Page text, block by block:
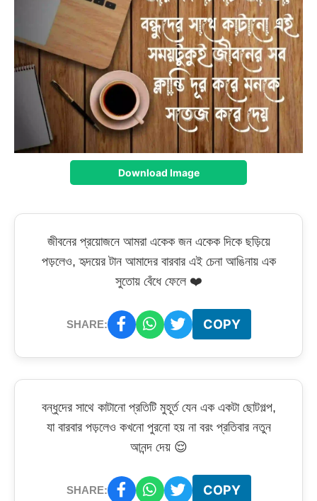
Download Image
জীবনের প্রয়োজনে আমরা একেক জন একেক দিকে ছড়িয়ে
পড়লেও, হৃদয়ের টান আমাদের বারবার এই চেনা আঙিনায় এক
সুতোয় বেঁধে ফেলে ❤️
SHARE: COPY
বন্ধুদের সাথে কাটানো প্রতিটি মুহূর্ত যেন এক একটা ছোটগল্প,
যা বারবার পড়লেও কখনো পুরনো হয় না বরং প্রতিবার নতুন
আনন্দ দেয় 😌
SHARE: COPY